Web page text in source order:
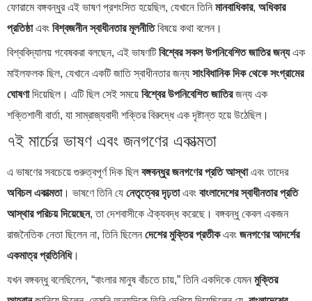
ফোরামে বঙ্গবন্ধুর এই ভাষণ প্রশংসিত হয়েছিল, যেখানে তিনি মানবাধিকার, অধিকার
প্রতিষ্ঠাএবং বিশ্বজনীন স্বাধীনতার মূলনীতিবিষয়ে কথা বলেন।
বিশ্ববিদ্যালয় গবেষকরা বলছেন, এই ভাষণটিবিশ্বের সকল উপনিবেশিত জাতির জন্যএক
মাইলফলক ছিল, যেখানে একটি জাতি স্বাধীনতার জন্য সাংবিধানিক দিক থেকে সংগ্রামের
ঘোষণাদিয়েছিল। এটি ছিল সেই সময়ে বিশ্বের উপনিবেশিত জাতিরজন্য এক
শক্তিশালী বার্তা, যা সাম্রাজ্যবাদী শক্তির বিরুদ্ধে এক দৃষ্টান্ত হয়ে উঠেছিল।
৭ই মার্চের ভাষণ এবং জনগণের একাত্মতা
এ ভাষণের সবচেয়ে গুরুত্বপূর্ণ দিক ছিল বঙ্গবন্ধুর জনগণের প্রতি আস্থাএবং তাদের
অবিচল একাত্মতা। ভাষণে তিনি যে নেতৃত্বের দৃঢ়তাএবং বাংলাদেশের স্বাধীনতার প্রতি
আস্থার পরিচয় দিয়েছেন, তা দেশবাসীকে ঐক্যবদ্ধ করেছে। বঙ্গবন্ধু কেবল একজন
রাজনৈতিক নেতা ছিলেন না, তিনি ছিলেন দেশের মুক্তির প্রতীকএবং জনগণের আদর্শের
একমাত্র প্রতিনিধি।
যখন বঙ্গবন্ধু বলেছিলেন, “বাংলার মানুষ বাঁচতে চায়,” তিনি একদিকে যেমন মুক্তির